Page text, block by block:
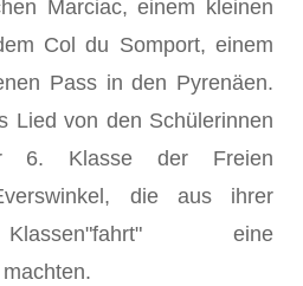
Marciac, einem kleinen
Col du Somport, einem
Pass in den Pyrenäen.
Lied von den Schülerinnen
6. Klasse der Freien
die aus ihrer
eine